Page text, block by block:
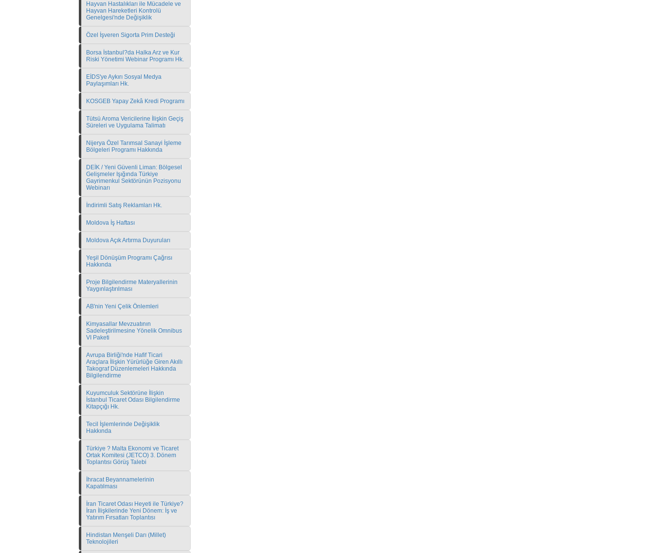
Hayvan Hastalıkları ile Mücadele ve
Hayvan Hareketleri Kontrolü
Genelgesi'nde Değişiklik
Özel İşveren Sigorta Prim Desteği
Borsa İstanbul?da Halka Arz ve Kur
Riski Yönetimi Webinar Programı Hk.
EİDS'ye Aykırı Sosyal Medya
Paylaşımları Hk.
KOSGEB Yapay Zekâ Kredi Programı
Tütsü Aroma Vericilerine İlişkin Geçiş
Süreleri ve Uygulama Talimatı
Nijerya Özel Tarımsal Sanayi İşleme
Bölgeleri Programı Hakkında
DEİK / Yeni Güvenli Liman: Bölgesel
Gelişmeler Işığında Türkiye
Gayrimenkul Sektörünün Pozisyonu
Webinarı
İndirimli Satış Reklamları Hk.
Moldova İş Haftası
Moldova Açık Artırma Duyuruları
Yeşil Dönüşüm Programı Çağrısı
Hakkında
Proje Bilgilendirme Materyallerinin
Yaygınlaştırılması
AB'nin Yeni Çelik Önlemleri
Kimyasallar Mevzuatının
Sadeleştirilmesine Yönelik Omnibus
VI Paketi
Avrupa Birliği'nde Hafif Ticari
Araçlara İlişkin Yürürlüğe Giren Akıllı
Takograf Düzenlemeleri Hakkında
Bilgilendirme
Kuyumculuk Sektörüne İlişkin
İstanbul Ticaret Odası Bilgilendirme
Kitapçığı Hk.
Tecil İşlemlerinde Değişiklik
Hakkında
Türkiye ? Malta Ekonomi ve Ticaret
Ortak Komitesi (JETCO) 3. Dönem
Toplantısı Görüş Talebi
İhracat Beyannamelerinin
Kapatılması
İran Ticaret Odası Heyeti ile Türkiye?
İran İlişkilerinde Yeni Dönem: İş ve
Yatırım Fırsatları Toplantısı
Hindistan Menşeli Darı (Millet)
Teknolojileri